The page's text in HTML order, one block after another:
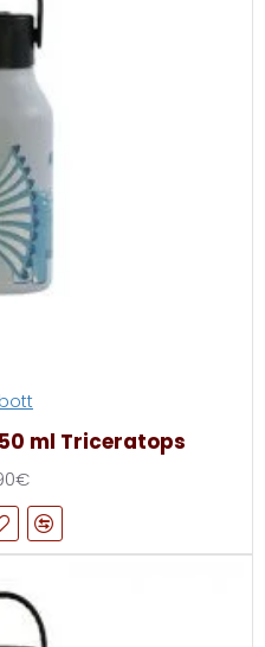
ml Triceratops